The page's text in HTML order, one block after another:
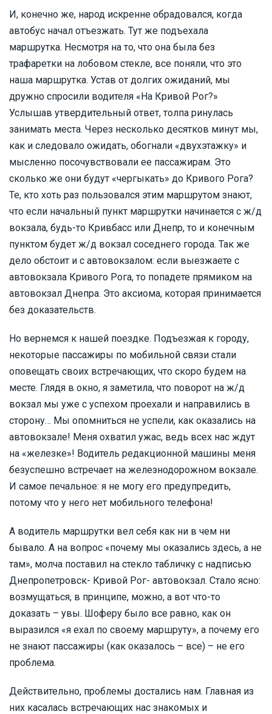
И, конечно же, народ искренне обрадовался, когда
автобус начал отъезжать. Тут же подъехала
маршрутка. Несмотря на то, что она была без
трафаретки на лобовом стекле, все поняли, что это
наша маршрутка. Устав от долгих ожиданий, мы
дружно спросили водителя «На Кривой Рог?»
Услышав утвердительный ответ, толпа ринулась
занимать места. Через несколько десятков минут мы,
как и следовало ожидать, обогнали «двухэтажку» и
мысленно посочувствовали ее пассажирам. Это
сколько же они будут «чергыкать» до Кривого Рога?
Те, кто хоть раз пользовался этим маршрутом знают,
что если начальный пункт маршрутки начинается с ж/д
вокзала, будь-то Кривбасс или Днепр, то и конечным
пунктом будет ж/д вокзал соседнего города. Так же
дело обстоит и с автовокзалом: если выезжаете с
автовокзала Кривого Рога, то попадете прямиком на
автовокзал Днепра. Это аксиома, которая принимается
без доказательств.
Но вернемся к нашей поездке. Подъезжая к городу,
некоторые пассажиры по мобильной связи стали
оповещать своих встречающих, что скоро будем на
месте. Глядя в окно, я заметила, что поворот на ж/д
вокзал мы уже с успехом проехали и направились в
сторону… Мы опомниться не успели, как оказались на
автовокзале! Меня охватил ужас, ведь всех нас ждут
на «железке»! Водитель редакционной машины меня
безуспешно встречает на железнодорожном вокзале.
И самое печальное: я не могу его предупредить,
потому что у него нет мобильного телефона!
А водитель маршрутки вел себя как ни в чем ни
бывало. А на вопрос «почему мы оказались здесь, а не
там», молча поставил на стекло табличку с надписью
Днепропетровск- Кривой Рог- автовокзал. Стало ясно:
возмущаться, в принципе, можно, а вот что-то
доказать – увы. Шоферу было все равно, как он
выразился «я ехал по своему маршруту», а почему его
не знают пассажиры (как оказалось – все) – не его
проблема.
Действительно, проблемы достались нам. Главная из
них касалась встречающих нас знакомых и